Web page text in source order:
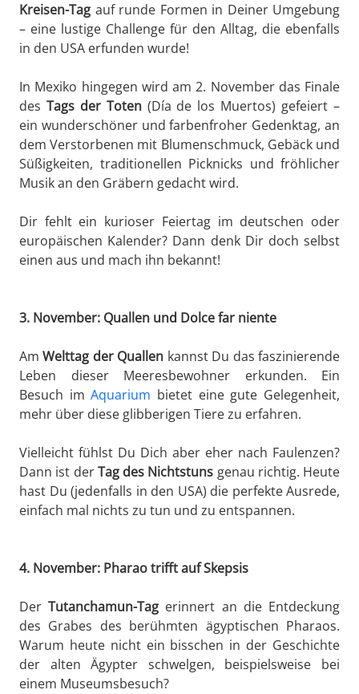
Kreisen-Tag auf runde Formen in Deiner Umgebung
– eine lustige Challenge für den Alltag, die ebenfalls
in den USA erfunden wurde!
In Mexiko hingegen wird am 2. November das Finale
des Tags der Toten(Día de los Muertos) gefeiert –
ein wunderschöner und farbenfroher Gedenktag, an
dem Verstorbenen mit Blumenschmuck, Gebäck und
Süßigkeiten, traditionellen Picknicks und fröhlicher
Musik an den Gräbern gedacht wird.
Dir fehlt ein kurioser Feiertag im deutschen oder
europäischen Kalender? Dann denk Dir doch selbst
einen aus und mach ihn bekannt!
3. November: Quallen und Dolce far niente
AmWelttag der Quallen kannst Du das faszinierende
Leben dieser Meeresbewohner erkunden. Ein
Besuch imAquarium bietet eine gute Gelegenheit,
mehr über diese glibberigen Tiere zu erfahren.
Vielleicht fühlst Du Dich aber eher nach Faulenzen?
Dann ist derTag des Nichtstuns genau richtig. Heute
hast Du (jedenfalls in den USA) die perfekte Ausrede,
einfach mal nichts zu tun und zu entspannen.
4. November: Pharao trifft auf Skepsis
DerTutanchamun-Tag erinnert an die Entdeckung
des Grabes des berühmten ägyptischen Pharaos.
Warum heute nicht ein bisschen in der Geschichte
der alten Ägypter schwelgen, beispielsweise bei
einem Museumsbesuch?